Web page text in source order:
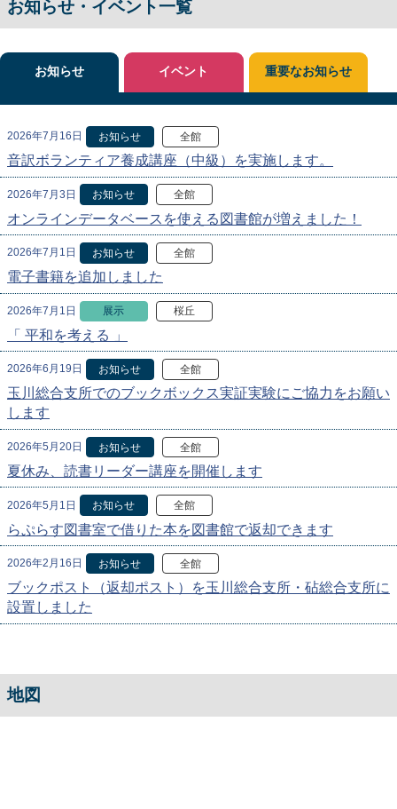
お知らせ・イベント一覧
お知らせ
2026年7月16日 お知らせ 全館
音訳ボランティア養成講座（中級）を実施します。
2026年7月3日 お知らせ 全館
オンラインデータベースを使える図書館が増えました！
2026年7月1日 お知らせ 全館
電子書籍を追加しました
2026年7月1日 展示 桜丘
「 平和を考える 」
2026年6月19日 お知らせ 全館
玉川総合支所でのブックボックス実証実験にご協力をお願い
します
2026年5月20日 お知らせ 全館
夏休み、読書リーダー講座を開催します
2026年5月1日 お知らせ 全館
らぷらす図書室で借りた本を図書館で返却できます
2026年2月16日 お知らせ 全館
ブックポスト（返却ポスト）を玉川総合支所・砧総合支所に
設置しました
イベント 重要なお知らせ
地図